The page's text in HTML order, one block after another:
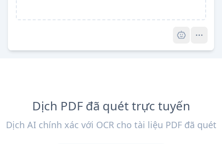
Dịch PDF đã quét trực tuyến
Dịch AI chính xác với OCR cho tài liệu PDF đã quét